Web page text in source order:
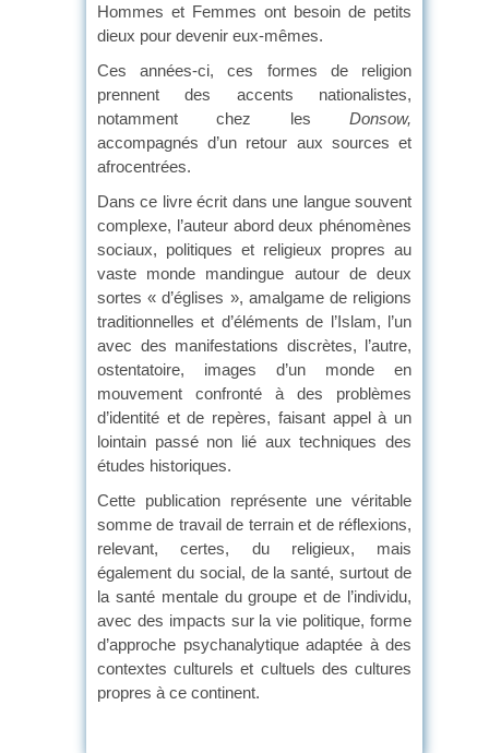
Hommes et Femmes ont besoin de petits
dieux pour devenir eux-mêmes.
Ces années-ci, ces formes de religion
prennent des accents nationalistes,
notamment chez les Donsow,
accompagnés d’un retour aux sources et
afrocentrées.
Dans ce livre écrit dans une langue souvent
complexe, l’auteur abord deux phénomènes
sociaux, politiques et religieux propres au
vaste monde mandingue autour de deux
sortes « d’églises », amalgame de religions
traditionnelles et d’éléments de l’Islam, l’un
avec des manifestations discrètes, l’autre,
ostentatoire, images d’un monde en
mouvement confronté à des problèmes
d’identité et de repères, faisant appel à un
lointain passé non lié aux techniques des
études historiques.
Cette publication représente une véritable
somme de travail de terrain et de réflexions,
relevant, certes, du religieux, mais
également du social, de la santé, surtout de
la santé mentale du groupe et de l’individu,
avec des impacts sur la vie politique, forme
d’approche psychanalytique adaptée à des
contextes culturels et cultuels des cultures
propres à ce continent.